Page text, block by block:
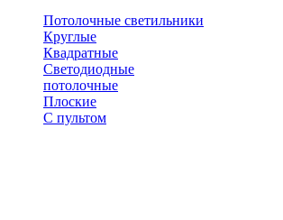
Потолочные светильники
Круглые
Квадратные
Светодиодные
потолочные
Плоские
С пультом